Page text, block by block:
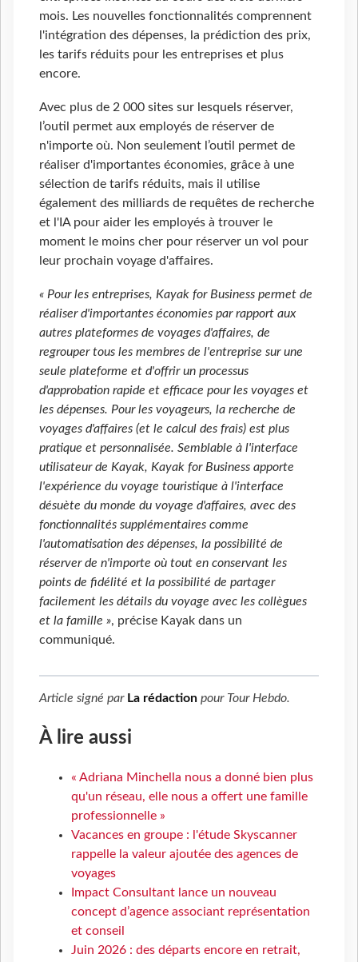
mois. Les nouvelles fonctionnalités comprennent
l'intégration des dépenses, la prédiction des prix,
les tarifs réduits pour les entreprises et plus
encore.
Avec plus de 2 000 sites sur lesquels réserver,
l’outil permet aux employés de réserver de
n'importe où. Non seulement l’outil permet de
réaliser d'importantes économies, grâce à une
sélection de tarifs réduits, mais il utilise
également des milliards de requêtes de recherche
et l'IA pour aider les employés à trouver le
moment le moins cher pour réserver un vol pour
leur prochain voyage d'affaires.
« Pour les entreprises, Kayak for Business permet de
réaliser d'importantes économies par rapport aux
autres plateformes de voyages d'affaires, de
regrouper tous les membres de l'entreprise sur une
seule plateforme et d'offrir un processus
d'approbation rapide et efficace pour les voyages et
les dépenses. Pour les voyageurs, la recherche de
voyages d'affaires (et le calcul des frais) est plus
pratique et personnalisée. Semblable à l'interface
utilisateur de Kayak, Kayak for Business apporte
l'expérience du voyage touristique à l'interface
désuète du monde du voyage d'affaires, avec des
fonctionnalités supplémentaires comme
l'automatisation des dépenses, la possibilité de
réserver de n'importe où tout en conservant les
points de fidélité et la possibilité de partager
facilement les détails du voyage avec les collègues
et la famille », précise Kayak dans un
communiqué.
Article signé par La rédaction pour Tour Hebdo.
À lire aussi
« Adriana Minchella nous a donné bien plus
qu'un réseau, elle nous a offert une famille
professionnelle »
Vacances en groupe : l'étude Skyscanner
rappelle la valeur ajoutée des agences de
voyages
Impact Consultant lance un nouveau
concept d’agence associant représentation
et conseil
Juin 2026 : des départs encore en retrait,